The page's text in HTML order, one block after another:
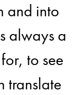
and into
always a
to see
translate